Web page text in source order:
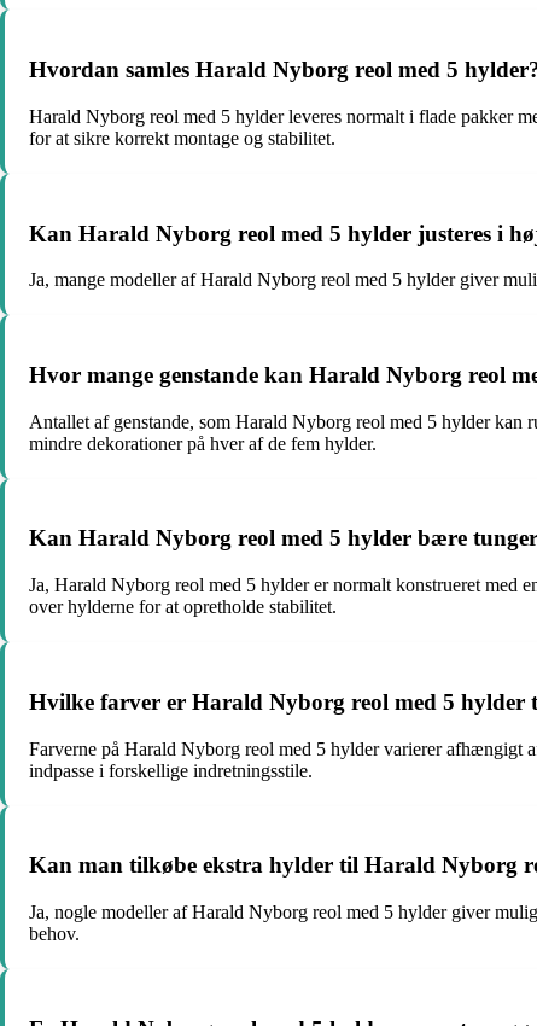
Hvordan samles Harald Nyborg reol med 5
Harald Nyborg reol med 5 hylder leveres normalt i flade pakker
for at sikre korrekt montage og stabilitet.
Kan Harald Nyborg reol med 5 hylder justeres i
Ja, mange modeller af Harald Nyborg reol med 5 hylder giver
Hvor mange genstande kan Harald Nyborg reol
Antallet af genstande, som Harald Nyborg reol med 5 hylder kan
mindre dekorationer på hver af de fem hylder.
Kan Harald Nyborg reol med 5 hylder bære
Ja, Harald Nyborg reol med 5 hylder er normalt konstrueret med
over hylderne for at opretholde stabilitet.
Hvilke farver er Harald Nyborg reol med 5 hylder
Farverne på Harald Nyborg reol med 5 hylder varierer afhængigt
indpasse i forskellige indretningsstile.
Kan man tilkøbe ekstra hylder til Harald Nyborg
Ja, nogle modeller af Harald Nyborg reol med 5 hylder giver
behov.